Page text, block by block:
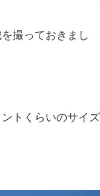
撮っておきまし
トくらいのサイズ